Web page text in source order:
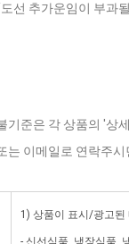
선 추가운임이 부과
기준은 각 상품의 '상
는 이메일로 연락주
1) 상품이 표시/광고된
- 신선식품, 냉장식품,